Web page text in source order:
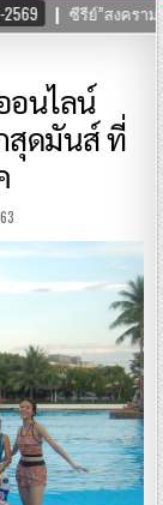
งครามนางแบบโมเดล
อนไลน์
สุดมันส์ ที่